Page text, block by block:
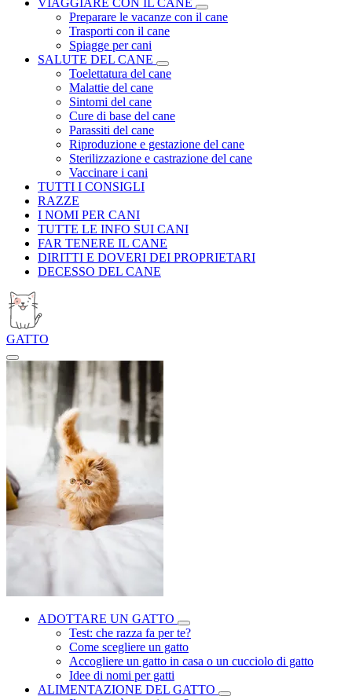
VIAGGIARE CON IL CANE
Preparare le vacanze con il cane
Trasporti con il cane
Spiagge per cani
SALUTE DEL CANE
Toelettatura del cane
Malattie del cane
Sintomi del cane
Cure di base del cane
Parassiti del cane
Riproduzione e gestazione del cane
Sterilizzazione e castrazione del cane
Vaccinare i cani
TUTTI I CONSIGLI
RAZZE
I NOMI PER CANI
TUTTE LE INFO SUI CANI
FAR TENERE IL CANE
DIRITTI E DOVERI DEI PROPRIETARI
DECESSO DEL CANE
GATTO
ADOTTARE UN GATTO
Test: che razza fa per te?
Come scegliere un gatto
Accogliere un gatto in casa o un cucciolo di gatto
Idee di nomi per gatti
ALIMENTAZIONE DEL GATTO